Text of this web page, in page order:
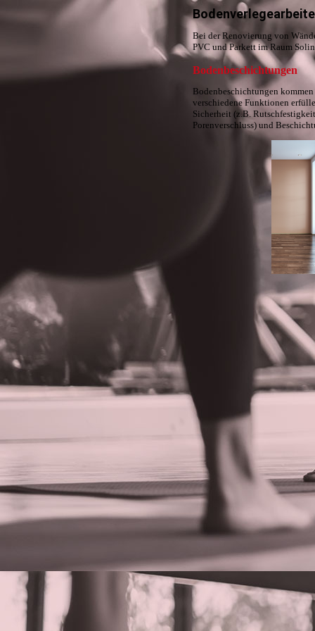
Bei der Renovierung von
PVC und Parkett im Raum
Bodenbeschichtungen
Bodenbeschichtungen
verschiedene Funktionen
Sicherheit (z.B.
Porenverschluss) und